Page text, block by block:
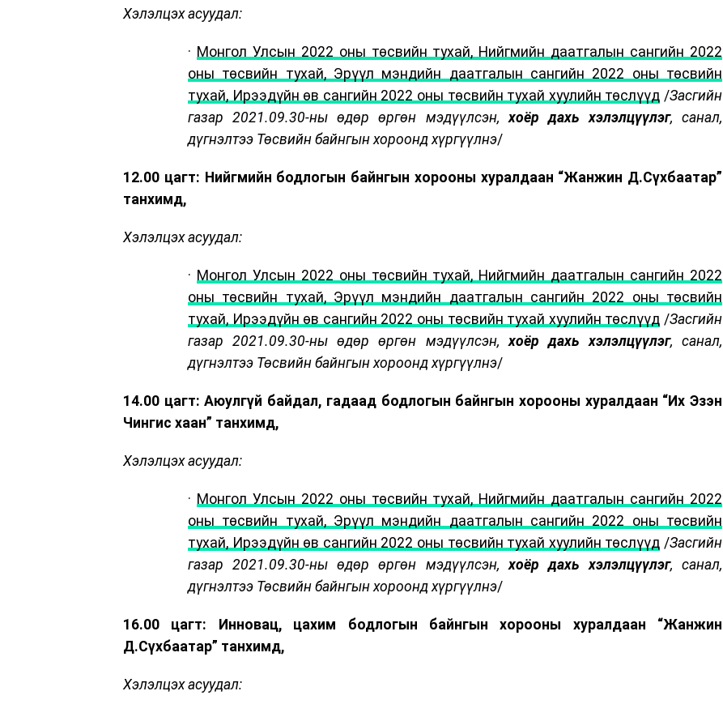
Хэлэлцэх асуудал:
· Монгол Улсын 2022 оны төсвийн тухай, Нийгмийн даатгалын сангийн 2022
оны төсвийн тухай, Эрүүл мэндийн даатгалын сангийн 2022 оны төсвийн
тухай, Ирээдүйн өв сангийн 2022 оны төсвийн тухай хуулийн төслүүд /Засгийн
газар 2021.09.30-ны өдөр өргөн мэдүүлсэн, хоёр дахь хэлэлцүүлэг, санал,
дүгнэлтээ Төсвийн байнгын хороонд хүргүүлнэ/
12.00 цагт: Нийгмийн бодлогын байнгын хорооны хуралдаан “Жанжин Д.Сүхбаатар”
танхимд,
Хэлэлцэх асуудал:
· Монгол Улсын 2022 оны төсвийн тухай, Нийгмийн даатгалын сангийн 2022
оны төсвийн тухай, Эрүүл мэндийн даатгалын сангийн 2022 оны төсвийн
тухай, Ирээдүйн өв сангийн 2022 оны төсвийн тухай хуулийн төслүүд /Засгийн
газар 2021.09.30-ны өдөр өргөн мэдүүлсэн, хоёр дахь хэлэлцүүлэг, санал,
дүгнэлтээ Төсвийн байнгын хороонд хүргүүлнэ/
14.00 цагт: Аюулгүй байдал, гадаад бодлогын байнгын хорооны хуралдаан “Их Эзэн
Чингис хаан” танхимд,
Хэлэлцэх асуудал:
· Монгол Улсын 2022 оны төсвийн тухай, Нийгмийн даатгалын сангийн 2022
оны төсвийн тухай, Эрүүл мэндийн даатгалын сангийн 2022 оны төсвийн
тухай, Ирээдүйн өв сангийн 2022 оны төсвийн тухай хуулийн төслүүд /Засгийн
газар 2021.09.30-ны өдөр өргөн мэдүүлсэн, хоёр дахь хэлэлцүүлэг, санал,
дүгнэлтээ Төсвийн байнгын хороонд хүргүүлнэ/
16.00 цагт: Инновац, цахим бодлогын байнгын хорооны хуралдаан “Жанжин
Д.Сүхбаатар” танхимд,
Хэлэлцэх асуудал: